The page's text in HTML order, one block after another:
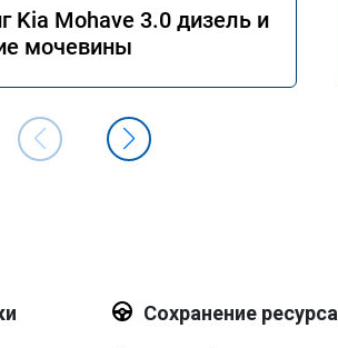
Kia Mohave 3.0 дизель и
мочевины
Сохранение ресурса